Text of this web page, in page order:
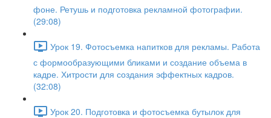
фоне. Ретушь и подготовка рекламной фотографии.
(29:08)
Урок 19. Фотосъемка напитков для рекламы. Работа
с формообразующими бликами и создание объема в
кадре. Хитрости для создания эффектных кадров.
(32:08)
Урок 20. Подготовка и фотосъемка бутылок для